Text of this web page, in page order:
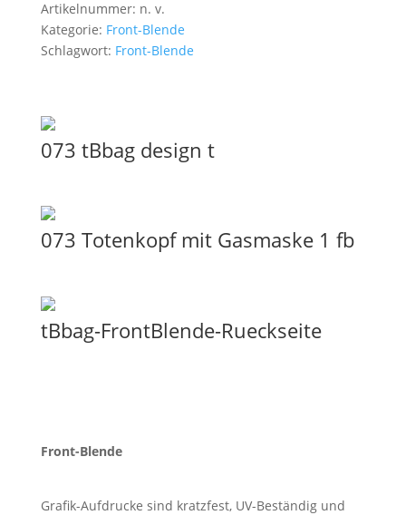
Gasmaske
1
Menge
Artikelnummer: n. v.
Kategorie: Front-Blende
Schlagwort: Front-Blende
073 tBbag design t
073 Totenkopf mit Gasmaske 1 fb
tBbag-FrontBlende-Rueckseite
Front-Blende
Grafik-Aufdrucke sind kratzfest, UV-Beständig und